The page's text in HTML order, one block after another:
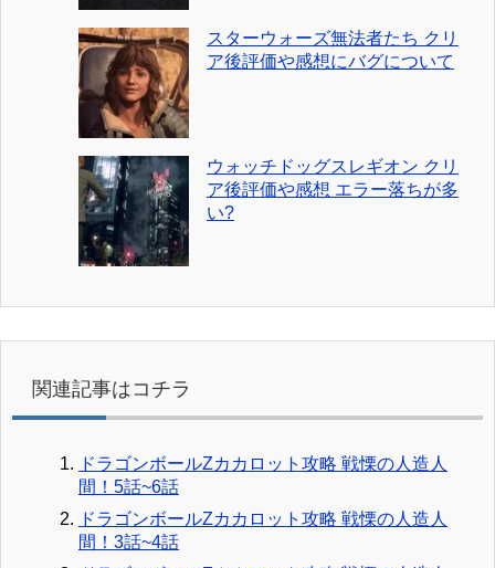
スターウォーズ無法者たち クリ
ア後評価や感想にバグについて
ウォッチドッグスレギオン クリ
ア後評価や感想 エラー落ちが多
い?
関連記事はコチラ
ドラゴンボールZカカロット攻略 戦慄の人造人
間！5話~6話
ドラゴンボールZカカロット攻略 戦慄の人造人
間！3話~4話